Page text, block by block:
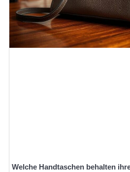
Welche Handtaschen behalten